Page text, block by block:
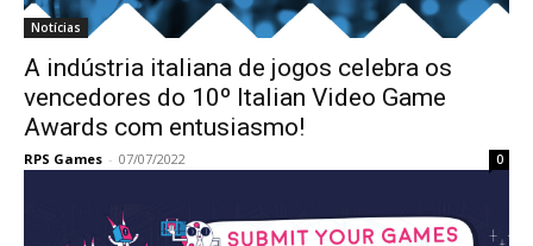
Notícias
A indústria italiana de jogos celebra os
vencedores do 10º Italian Video Game
Awards com entusiasmo!
RPS Games - 07/07/2022 0